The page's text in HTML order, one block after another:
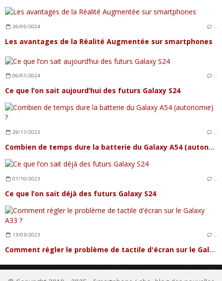
26/05/2024 …
Les avantages de la Réalité Augmentée sur smartphones
06/01/2024 …
Ce que l’on sait aujourd’hui des futurs Galaxy S24
29/11/2023 …
Combien de temps dure la batterie du Galaxy A54 (autonomie) ?
01/10/2023
Ce que l’on sait déjà des futurs Galaxy S24
13/03/2023 …
Comment régler le problème de tactile d'écran sur le Galaxy A33 ?